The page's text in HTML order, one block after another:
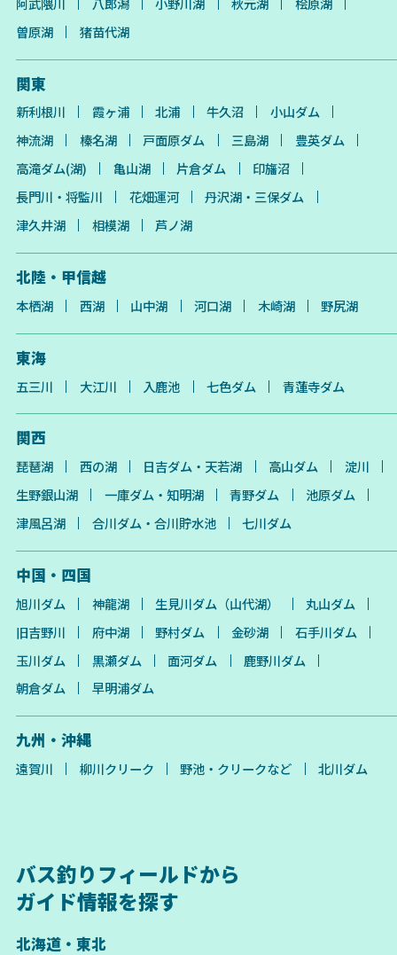
曽原湖
猪苗代湖
関東
新利根川 霞ヶ浦 北浦 牛久沼
小山ダム
神流湖
榛名湖 戸面原ダム 三島湖
豊英ダム
高滝ダム(湖)
亀山湖 片倉ダム
印旛沼
長門川・将監川
花畑運河
丹沢湖・三保ダム
津久井湖
相模湖 芦ノ湖
北陸・甲信越
本栖湖 西湖 山中湖 河口湖 木崎湖 野尻湖
東海
五三川 大江川 入鹿池 七色ダム 青蓮寺ダム
関西
琵琶湖 西の湖 日吉ダム・天若湖 高山ダム
淀川
生野銀山湖
一庫ダム・知明湖 青野ダム
池原ダム
津風呂湖
合川ダム・合川貯水池 七川ダム
中国・四国
旭川ダム 神龍湖 生見川ダム（山代湖）
丸山ダム
旧吉野川
府中湖 野村ダム 金砂湖
石手川ダム
玉川ダム
黒瀬ダム 面河ダム
鹿野川ダム
朝倉ダム
早明浦ダム
九州・沖縄
遠賀川 柳川クリーク 野池・クリークなど 北川ダム
バス釣りフィールドから
ガイド情報を探す
北海道・東北